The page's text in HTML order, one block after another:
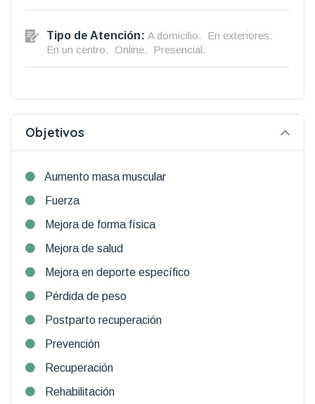
Tipo de Atención: A domicilio.
En exteriores.
En un centro.
Online. Presencial.
Objetivos
Aumento masa muscular
Fuerza
Mejora de forma física
Mejora de salud
Mejora en deporte específico
Pérdida de peso
Postparto recuperación
Prevención
Recuperación
Rehabilitación